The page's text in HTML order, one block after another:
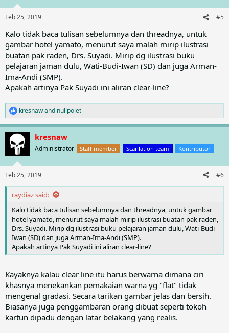
s
:
Feb 25, 2019 #5
Kalo tidak baca tulisan sebelumnya dan threadnya, untuk
gambar hotel yamato, menurut saya malah mirip ilustrasi
buatan pak raden, Drs. Suyadi. Mirip dg ilustrasi buku
pelajaran jaman dulu, Wati-Budi-Iwan (SD) dan juga Arman-
Ima-Andi (SMP).
Apakah artinya Pak Suyadi ini aliran clear-line?
R
e
a
c
t
i
s
:
kresnawand nullpolet
kresnaw
Administrator Staff member Scanlation team Kontributor
Feb 25, 2019 #6
raydiaz said:
Kalo tidak baca tulisan sebelumnya dan threadnya, untuk gambar
hotel yamato, menurut saya malah mirip ilustrasi buatan pak raden,
Drs. Suyadi. Mirip dg ilustrasi buku pelajaran jaman dulu, Wati-Budi-
Iwan (SD) dan juga Arman-Ima-Andi (SMP).
Apakah artinya Pak Suyadi ini aliran clear-line?
Kayaknya kalau clear line itu harus berwarna dimana ciri
khasnya menekankan pemakaian warna yg "flat" tidak
mengenal gradasi. Secara tarikan gambar jelas dan bersih.
Biasanya juga penggambaran orang dibuat seperti tokoh
kartun dipadu dengan latar belakang yang realis.